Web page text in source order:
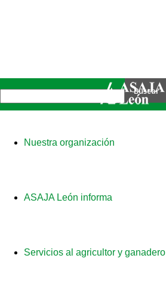
Nuestra organización
ASAJA León informa
Servicios al agricultor y ganadero